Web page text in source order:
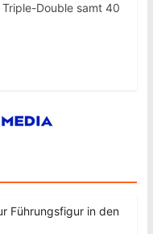
Double samt 40
Führungsfigur in den